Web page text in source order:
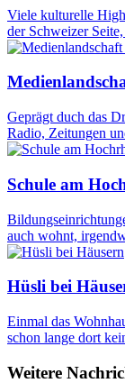
Viele kulturelle
der Schweizer
Geprägt duch das
Radio, Zeitungen
Schule am
auch wohnt,
Hüsli bei
Einmal das
schon lange dort
Weitere